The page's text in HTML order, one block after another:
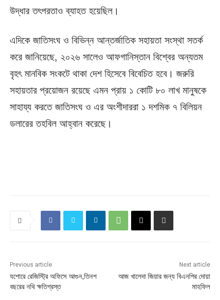
উদ্ধার তৎপরতাও ব্যাহত হয়েছিল।
এদিকে জাতিসংঘ ও বিভিন্ন আন্তর্জাতিক সহায়তা সংস্থা সতর্ক
করে জানিয়েছে, ২০২৬ সালেও আফগানিস্তান বিশ্বের অন্যতম
বৃহৎ মানবিক সংকটে থাকা দেশ হিসেবে বিবেচিত হবে। জরুরি
সহায়তার প্রয়োজন রয়েছে এমন প্রায় ১ কোটি ৮০ লাখ মানুষকে
সাহায্য করতে জাতিসংঘ ও এর অংশীদাররা ১ দশমিক ৭ বিলিয়ন
ডলারের তহবিল আহ্বান করেছে।
Previous article
যশোরে রেজিস্ট্রি অফিসে আগুন,তিনশ
বছরের নথি ক্ষতিগ্রস্ত
Next article
আজ খালেদা জিয়ার জন্য বিএনপির দোয়া
মাহফিল